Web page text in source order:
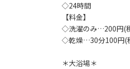
◇24時間
【料金】
◇洗濯のみ…200円(
◇乾燥…30分100円(
＊大浴場＊